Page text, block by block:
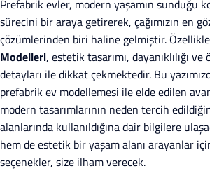
Prefabrik evler, modern yaşamın sunduğu
sürecini bir araya getirerek, çağımızın en
çözümlerinden biri haline gelmiştir. Özellikle
Modelleri, estetik tasarımı, dayanıklılığı ve
detayları ile dikkat çekmektedir. Bu
prefabrik ev modellemesi ile elde edilen
modern tasarımlarının neden tercih
alanlarında kullanıldığına dair bilgilere
hem de estetik bir yaşam alanı arayanlar
seçenekler, size ilham verecek.